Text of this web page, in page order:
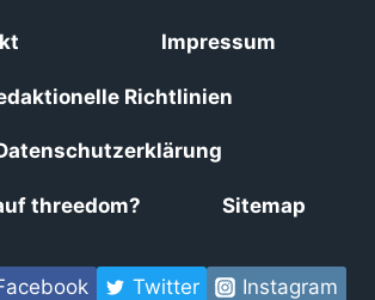
Impressum
Richtlinien
threedom? Sitemap
Twitter
Instagram